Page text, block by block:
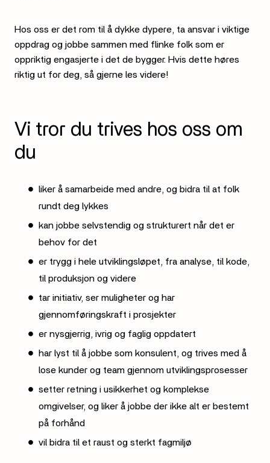
Hos oss er det rom til å dykke dypere, ta ansvar i viktige
oppdrag og jobbe sammen med flinke folk som er
oppriktig engasjerte i det de bygger. Hvis dette høres
riktig ut for deg, så gjerne les videre!
Vi tror du trives hos oss om
du
liker å samarbeide med andre, og bidra til at folk
rundt deg lykkes
kan jobbe selvstendig og strukturert når det er
behov for det
er trygg i hele utviklingsløpet, fra analyse, til kode,
til produksjon og videre
tar initiativ, ser muligheter og har
gjennomføringskraft i prosjekter
er nysgjerrig, ivrig og faglig oppdatert
har lyst til å jobbe som konsulent, og trives med å
lose kunder og team gjennom utviklingsprosesser
setter retning i usikkerhet og komplekse
omgivelser, og liker å jobbe der ikke alt er bestemt
på forhånd
vil bidra til et raust og sterkt fagmiljø